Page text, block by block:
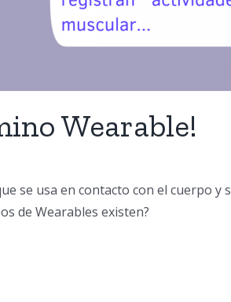
Wearable!
se usa en contacto con el cuerpo
de Wearables existen?